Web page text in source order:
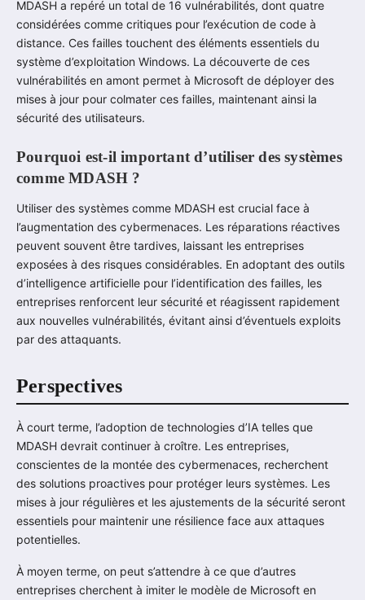
MDASH a repéré un total de 16 vulnérabilités, dont quatre
considérées comme critiques pour l’exécution de code à
distance. Ces failles touchent des éléments essentiels du
système d’exploitation Windows. La découverte de ces
vulnérabilités en amont permet à Microsoft de déployer des
mises à jour pour colmater ces failles, maintenant ainsi la
sécurité des utilisateurs.
Pourquoi est-il important d’utiliser des systèmes
comme MDASH ?
Utiliser des systèmes comme MDASH est crucial face à
l’augmentation des cybermenaces. Les réparations réactives
peuvent souvent être tardives, laissant les entreprises
exposées à des risques considérables. En adoptant des outils
d’intelligence artificielle pour l’identification des failles, les
entreprises renforcent leur sécurité et réagissent rapidement
aux nouvelles vulnérabilités, évitant ainsi d’éventuels exploits
par des attaquants.
Perspectives
À court terme, l’adoption de technologies d’IA telles que
MDASH devrait continuer à croître. Les entreprises,
conscientes de la montée des cybermenaces, recherchent
des solutions proactives pour protéger leurs systèmes. Les
mises à jour régulières et les ajustements de la sécurité seront
essentiels pour maintenir une résilience face aux attaques
potentielles.
À moyen terme, on peut s’attendre à ce que d’autres
entreprises cherchent à imiter le modèle de Microsoft en